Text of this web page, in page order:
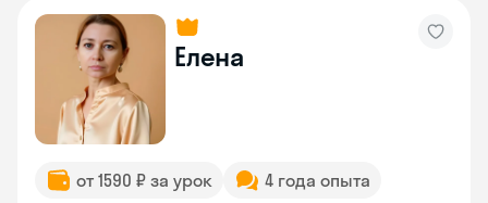
Елена
от 1590 ₽ за урок 4 года опыта